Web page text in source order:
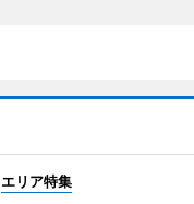
エリア特集